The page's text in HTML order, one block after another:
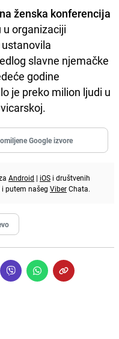
ženska konferencija
u organizaciji
slavne njemačke
godine
je preko milion ljudi u
Google izvore
Android | iOS i društvenih
i putem našeg ViberChata.